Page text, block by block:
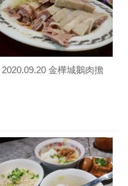
2020.09.20 金樺城鵝肉擔